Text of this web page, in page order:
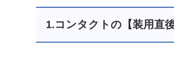
1.コンタクトの【装用直